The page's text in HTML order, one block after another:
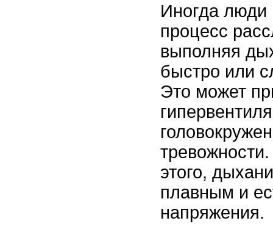
Иногда люди
процесс
выполняя
быстро или
Это может
этого,
плавным и
напряжения.